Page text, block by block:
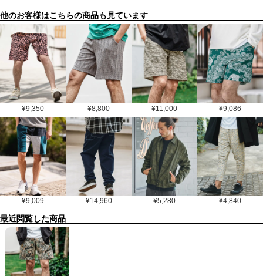
他のお客様はこちらの商品も見ています
¥9,350 ¥8,800 ¥11,000 ¥9,086
¥9,009 ¥14,960 ¥5,280 ¥4,840
最近閲覧した商品